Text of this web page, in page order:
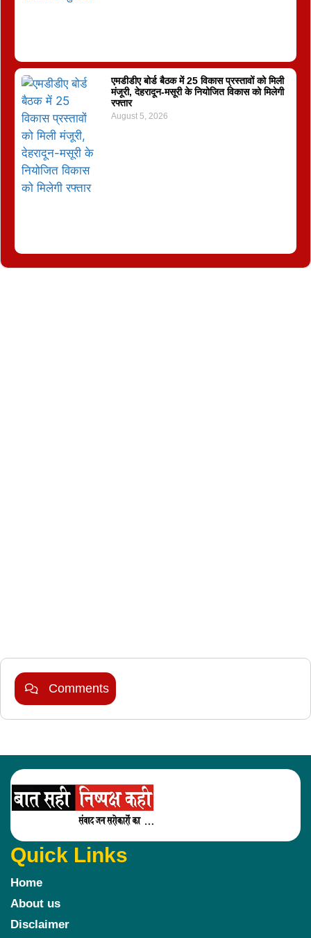
एमडीडीए बोर्ड बैठक में 25 विकास प्रस्तावों को मिली
मंजूरी, देहरादून-मसूरी के नियोजित विकास को मिलेगी
रफ्तार
August 5, 2026
Comments
Quick Links
Home
About us
Disclaimer